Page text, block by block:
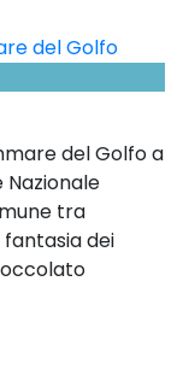
del Golfo
del Golfo a
Nazionale
tra
dei